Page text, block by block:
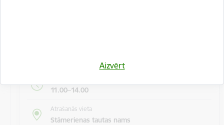
Aizvērt
11.00–14.00
Atrašanās vieta
Stāmerienas tautas nams